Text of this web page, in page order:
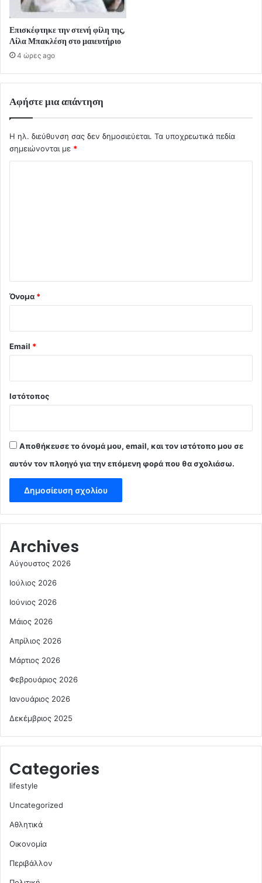
Επισκέφτηκε την στενή φίλη της,
Λίλα Μπακλέση στο μαιευτήριο
4 ώρες ago
Αφήστε μια απάντηση
Η ηλ. διεύθυνση σας δεν δημοσιεύεται. Τα υποχρεωτικά πεδία
σημειώνονται με *
Όνομα *
Email *
Ιστότοπος
Αποθήκευσε το όνομά μου, email, και τον ιστότοπο μου σε
αυτόν τον πλοηγό για την επόμενη φορά που θα σχολιάσω.
Archives
Αύγουστος 2026
Ιούλιος 2026
Ιούνιος 2026
Μάιος 2026
Απρίλιος 2026
Μάρτιος 2026
Φεβρουάριος 2026
Ιανουάριος 2026
Δεκέμβριος 2025
Categories
lifestyle
Uncategorized
Αθλητικά
Οικονομία
Περιβάλλον